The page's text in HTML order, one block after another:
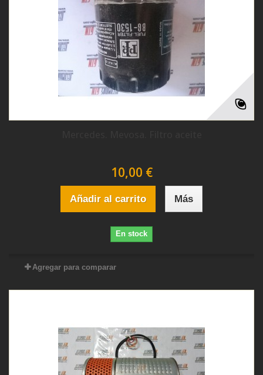
10,00 €
Añadir al carrito Más
En stock
Agregar para comparar